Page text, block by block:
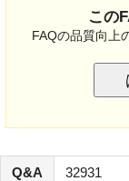
この
FAQの品質向上
Q&A
32931